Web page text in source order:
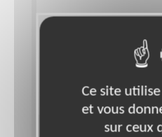
Ce site
et vous
sur ceux